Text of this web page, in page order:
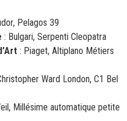
Pelagos 39
: Bulgari, Serpenti Cleopatra
: Piaget, Altiplano Métiers
Ward London, C1 Bel
Millésime automatique petite